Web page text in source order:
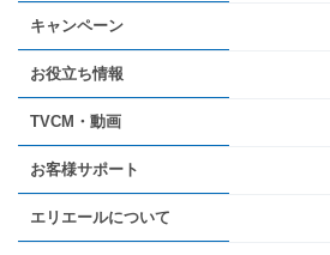
キャンペーン
お役立ち情報
TVCM・動画
お客様サポート
エリエールについて